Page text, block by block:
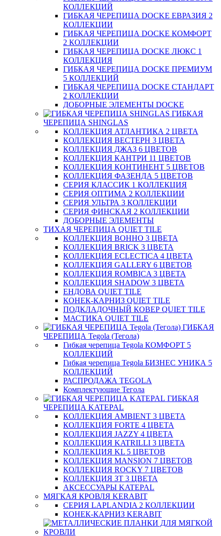
КОЛЛЕКЦИЙ
ГИБКАЯ ЧЕРЕПИЦА DOCKE ЕВРАЗИЯ 2
КОЛЛЕКЦИИ
ГИБКАЯ ЧЕРЕПИЦА DOCKE КОМФОРТ
2 КОЛЛЕКЦИИ
ГИБКАЯ ЧЕРЕПИЦА DOCKE ЛЮКС 1
КОЛЛЕКЦИЯ
ГИБКАЯ ЧЕРЕПИЦА DOCKE ПРЕМИУМ
5 КОЛЛЕКЦИЙ
ГИБКАЯ ЧЕРЕПИЦА DOCKE СТАНДАРТ
2 КОЛЛЕКЦИИ
ДОБОРНЫЕ ЭЛЕМЕНТЫ DOCKE
ГИБКАЯ
ЧЕРЕПИЦА SHINGLAS
КОЛЛЕКЦИЯ АТЛАНТИКА 2 ЦВЕТА
КОЛЛЕКЦИЯ ВЕСТЕРН 3 ЦВЕТА
КОЛЛЕКЦИЯ ДЖАЗ 6 ЦВЕТОВ
КОЛЛЕКЦИЯ КАНТРИ 11 ЦВЕТОВ
КОЛЛЕКЦИЯ КОНТИНЕНТ 5 ЦВЕТОВ
КОЛЛЕКЦИЯ ФАЗЕНДА 5 ЦВЕТОВ
СЕРИЯ КЛАССИК 1 КОЛЛЕКЦИЯ
СЕРИЯ ОПТИМА 2 КОЛЛЕКЦИИ
СЕРИЯ УЛЬТРА 3 КОЛЛЕКЦИИ
СЕРИЯ ФИНСКАЯ 2 КОЛЛЕКЦИИ
ДОБОРНЫЕ ЭЛЕМЕНТЫ
ТИХАЯ ЧЕРЕПИЦА QUIET TILE
КОЛЛЕКЦИЯ BOHHO 3 ЦВЕТА
КОЛЛЕКЦИЯ BRICK 3 ЦВЕТА
КОЛЛЕКЦИЯ ECLECTICA 4 ЦВЕТА
КОЛЛЕКЦИЯ GALLERY 6 ЦВЕТОВ
КОЛЛЕКЦИЯ ROMBICA 3 ЦВЕТА
КОЛЛЕКЦИЯ SHADOW 3 ЦВЕТА
ЕНДОВА QUIET TILE
КОНЕК-КАРНИЗ QUIET TILE
ПОДКЛАДОЧНЫЙ КОВЕР QUIET TILE
МАСТИКА QUIET TILE
ГИБКАЯ
ЧЕРЕПИЦА Tegola (Тегола)
Гибкая черепица Tegola КОМФОРТ 5
КОЛЛЕКЦИЙ
Гибкая черепица Tegola БИЗНЕС УНИКА 5
КОЛЛЕКЦИЙ
РАСПРОДАЖА TEGOLA
Комплектующие Тегола
ГИБКАЯ
ЧЕРЕПИЦА KATEPAL
КОЛЛЕКЦИЯ AMBIENT 3 ЦВЕТА
КОЛЛЕКЦИЯ FORTE 4 ЦВЕТА
КОЛЛЕКЦИЯ JAZZY 4 ЦВЕТА
КОЛЛЕКЦИЯ KATRILLI 3 ЦВЕТА
КОЛЛЕКЦИЯ KL 5 ЦВЕТОВ
КОЛЛЕКЦИЯ MANSION 7 ЦВЕТОВ
КОЛЛЕКЦИЯ ROCKY 7 ЦВЕТОВ
КОЛЛЕКЦИЯ ЗТ 3 ЦВЕТА
АКСЕССУАРЫ KATEPAL
МЯГКАЯ КРОВЛЯ KERABIT
СЕРИЯ LAPLANDIA 2 КОЛЛЕКЦИИ
КОНЕК-КАРНИЗ KERABIT